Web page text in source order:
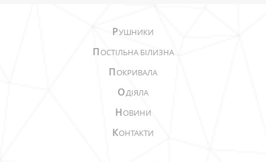
РУШНИКИ
ПОСТІЛЬНА БІЛИЗНА
ПОКРИВАЛА
ОДІЯЛА
НОВИНИ
КОНТАКТИ